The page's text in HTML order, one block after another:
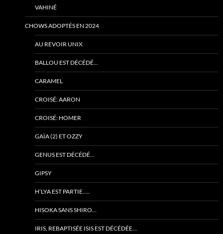
VAHINÉ
CHOWS ADOPTÉS EN 2024
AU REVOIR UNIX
BALLOU EST DÉCÉDÉ…
CARAMEL
CROISÉ: AARON
CROISÉ: HOMER
GAÏA (2) ET OZZY
GENUS EST DÉCÉDÉ…
GIPSY
H’LYA EST PARTIE…..
HISOKA SANS SHIRO…
IRIS, REBAPTISÉE ISIS EST DÉCÉDÉE…